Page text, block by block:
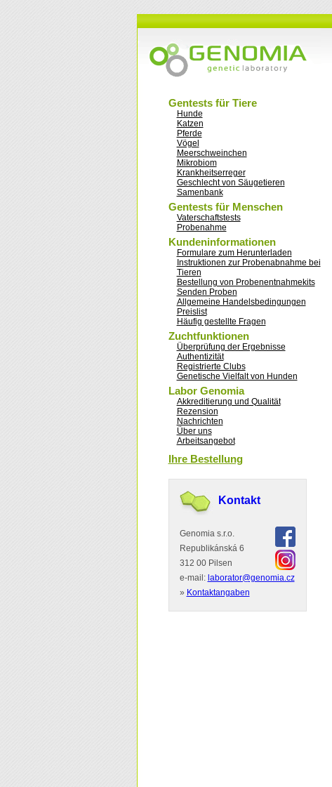
Gentests für Tiere
Hunde
Katzen
Pferde
Vögel
Meerschweinchen
Mikrobiom
Krankheitserreger
Geschlecht von Säugetieren
Samenbank
Gentests für Menschen
Vaterschaftstests
Probenahme
Kundeninformationen
Formulare zum Herunterladen
Instruktionen zur Probenabnahme bei
Tieren
Bestellung von Probenentnahmekits
Senden Proben
Allgemeine Handelsbedingungen
Preislist
Häufig gestellte Fragen
Zuchtfunktionen
Überprüfung der Ergebnisse
Authentizität
Registrierte Clubs
Genetische Vielfalt von Hunden
Labor Genomia
Akkreditierung und Qualität
Rezension
Nachrichten
Über uns
Arbeitsangebot
Ihre Bestellung
Kontakt
Genomia s.r.o.
Republikánská 6
312 00 Pilsen
e-mail: laborator@genomia.cz
» Kontaktangaben